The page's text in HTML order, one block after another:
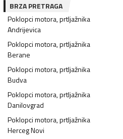
BRZA PRETRAGA
Poklopci motora, prtljažnika
Andrijevica
Poklopci motora, prtljažnika
Berane
Poklopci motora, prtljažnika
Budva
Poklopci motora, prtljažnika
Danilovgrad
Poklopci motora, prtljažnika
Herceg Novi